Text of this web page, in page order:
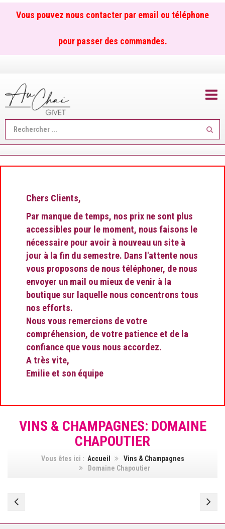
Vous pouvez nous contacter par email ou téléphone
pour passer des commandes.
Chers Clients,
Par manque de temps, nos prix ne sont plus
accessibles pour le moment, nous faisons le
nécessaire pour avoir à nouveau un site à
jour à la fin du semestre. Dans l'attente nous
vous proposons de nous téléphoner, de nous
envoyer un mail ou mieux de venir à la
boutique sur laquelle nous concentrons tous
nos efforts.
Nous vous remercions de votre
compréhension, de votre patience et de la
confiance que vous nous accordez.
A très vite,
Emilie et son équipe
VINS & CHAMPAGNES: DOMAINE
CHAPOUTIER
Vous êtes ici : Accueil
Vins & Champagnes
Domaine Chapoutier
Rocca